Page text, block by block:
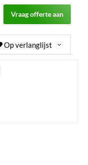
Vraag offerte aan
Op verlanglijst